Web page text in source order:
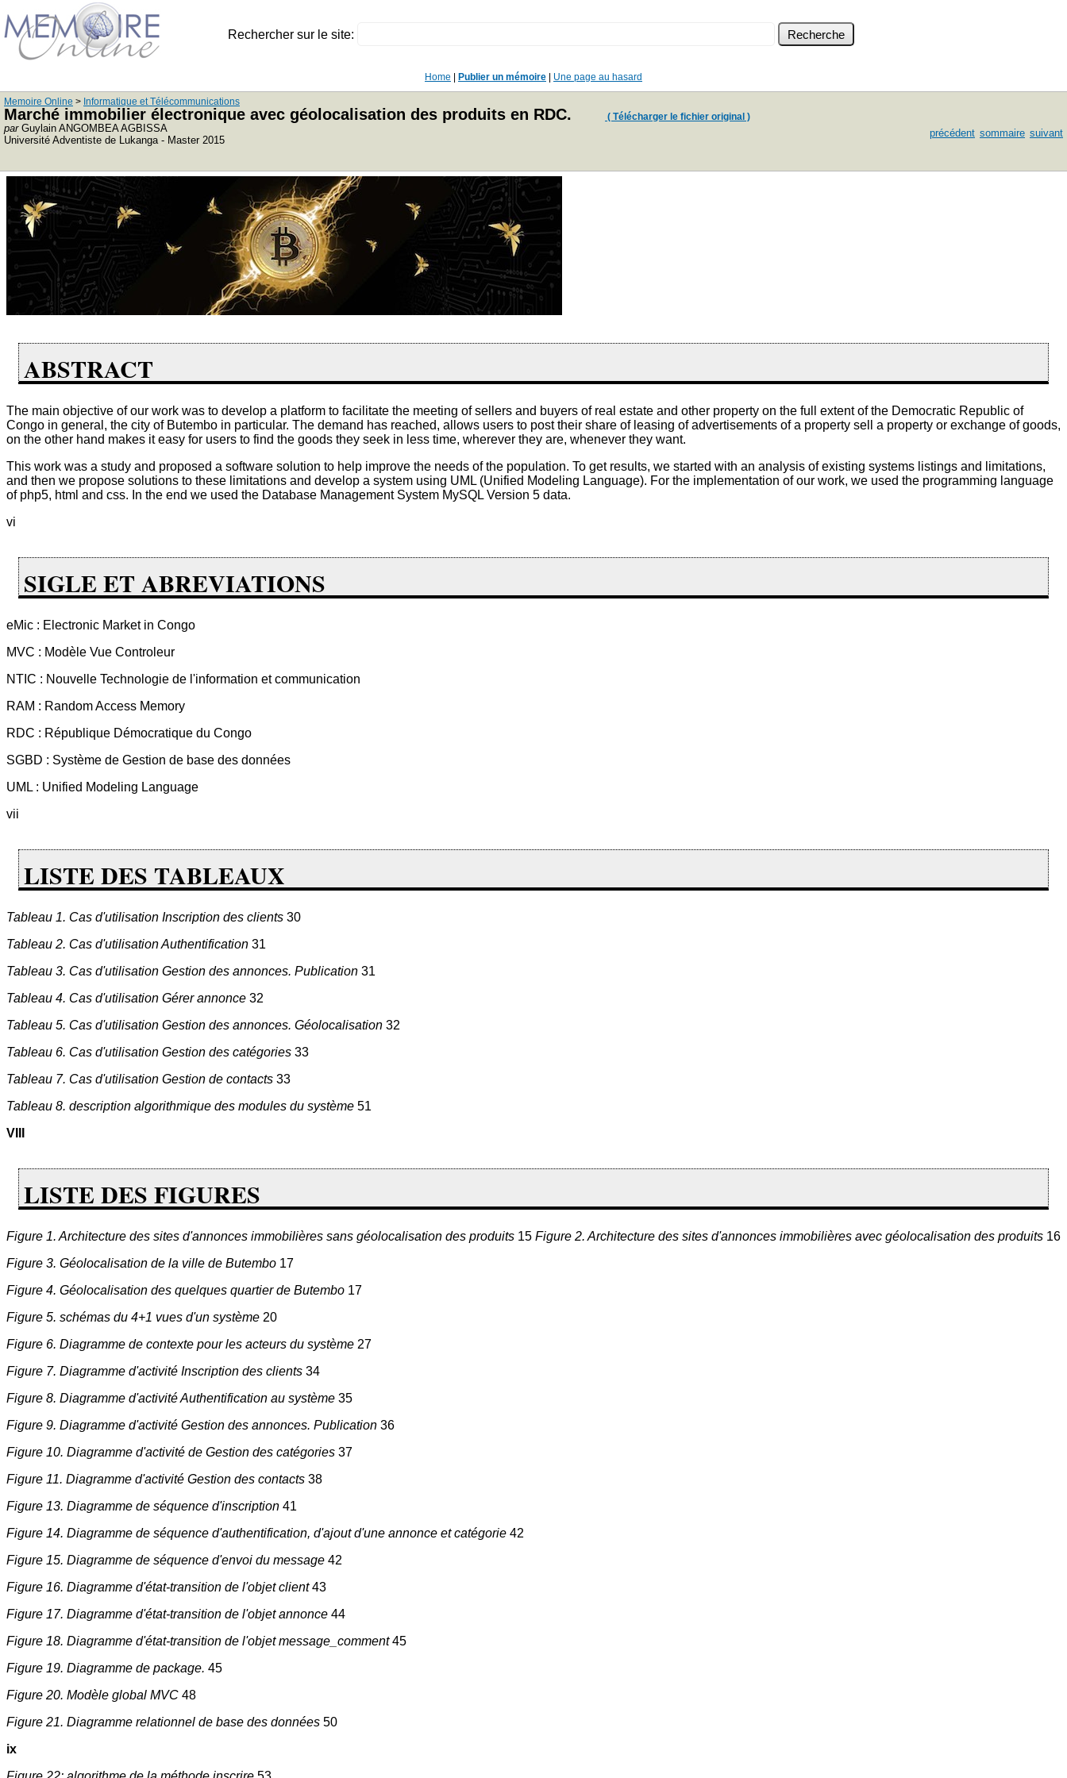
Rechercher sur le site:
Home Publier un mémoire Une page au hasard
Memoire Online > Informatique et Télécommunications
Marché immobilier électronique avec géolocalisation des produits en RDC. ( Télécharger le fichier original )
parGuylain ANGOMBEA AGBISSA
Université Adventiste de Lukanga - Master 2015
précédent sommaire suivant
ABSTRACT
The main objective of our work was to develop a platform to facilitate the meeting of sellers and buyers of real estate and other property on the full extent of the Democratic Republic of
Congo in general, the city of Butembo in particular. The demand has reached, allows users to post their share of leasing of advertisements of a property sell a property or exchange of goods,
on the other hand makes it easy for users to find the goods they seek in less time, wherever they are, whenever they want.
This work was a study and proposed a software solution to help improve the needs of the population. To get results, we started with an analysis of existing systems listings and limitations,
and then we propose solutions to these limitations and develop a system using UML (Unified Modeling Language). For the implementation of our work, we used the programming language
of php5, html and css. In the end we used the Database Management System MySQL Version 5 data.
vi
SIGLE ET ABREVIATIONS
eMic : Electronic Market in Congo
MVC : Modèle Vue Controleur
NTIC : Nouvelle Technologie de l'information et communication
RAM : Random Access Memory
RDC : République Démocratique du Congo
SGBD : Système de Gestion de base des données
UML : Unified Modeling Language
vii
LISTE DES TABLEAUX
Tableau 1. Cas d'utilisation Inscription des clients 30
Tableau 2. Cas d'utilisation Authentification 31
Tableau 3. Cas d'utilisation Gestion des annonces. Publication 31
Tableau 4. Cas d'utilisation Gérer annonce 32
Tableau 5. Cas d'utilisation Gestion des annonces. Géolocalisation 32
Tableau 6. Cas d'utilisation Gestion des catégories 33
Tableau 7. Cas d'utilisation Gestion de contacts 33
Tableau 8. description algorithmique des modules du système 51
VIII
LISTE DES FIGURES
Figure 1. Architecture des sites d'annonces immobilières sans géolocalisation des produits 15 Figure 2. Architecture des sites d'annonces immobilières avec géolocalisation des produits 16
Figure 3. Géolocalisation de la ville de Butembo 17
Figure 4. Géolocalisation des quelques quartier de Butembo 17
Figure 5. schémas du 4+1 vues d'un système 20
Figure 6. Diagramme de contexte pour les acteurs du système 27
Figure 7. Diagramme d'activité Inscription des clients 34
Figure 8. Diagramme d'activité Authentification au système 35
Figure 9. Diagramme d'activité Gestion des annonces. Publication 36
Figure 10. Diagramme d'activité de Gestion des catégories 37
Figure 11. Diagramme d'activité Gestion des contacts 38
Figure 13. Diagramme de séquence d'inscription 41
Figure 14. Diagramme de séquence d'authentification, d'ajout d'une annonce et catégorie 42
Figure 15. Diagramme de séquence d'envoi du message 42
Figure 16. Diagramme d'état-transition de l'objet client43
Figure 17. Diagramme d'état-transition de l'objet annonce 44
Figure 18. Diagramme d'état-transition de l'objet message_comment45
Figure 19. Diagramme de package. 45
Figure 20. Modèle global MVC 48
Figure 21. Diagramme relationnel de base des données 50
ix